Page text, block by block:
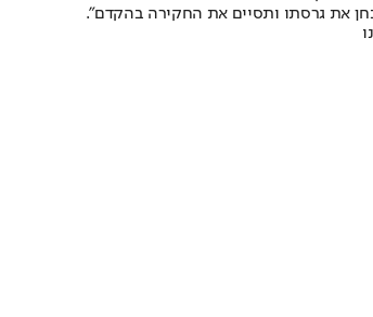
את גרסתו ותסיים את החקירה בהקדם".